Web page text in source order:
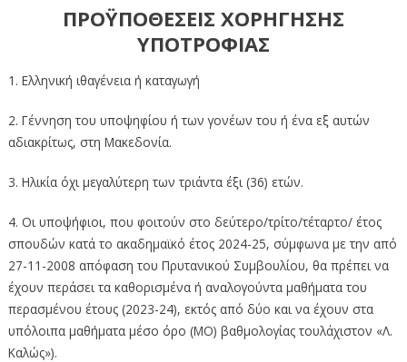
ΠΡΟΫΠΟΘΕΣΕΙΣ ΧΟΡΗΓΗΣΗΣ
ΥΠΟΤΡΟΦΙΑΣ
1. Ελληνική ιθαγένεια ή καταγωγή
2. Γέννηση του υποψηφίου ή των γονέων του ή ένα εξ αυτών
αδιακρίτως, στη Μακεδονία.
3. Ηλικία όχι μεγαλύτερη των τριάντα έξι (36) ετών.
4. Οι υποψήφιοι, που φοιτούν στο δεύτερο/τρίτο/τέταρτο/ έτος
σπουδών κατά το ακαδημαϊκό έτος 2024-25, σύμφωνα με την από
27-11-2008 απόφαση του Πρυτανικού Συμβουλίου, θα πρέπει να
έχουν περάσει τα καθορισμένα ή αναλογούντα μαθήματα του
περασμένου έτους (2023-24), εκτός από δύο και να έχουν στα
υπόλοιπα μαθήματα μέσο όρο (ΜΟ) βαθμολογίας τουλάχιστον «Λ.
Καλώς»).